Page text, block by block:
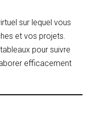
sur lequel vous
et vos projets.
pour suivre
efficacement